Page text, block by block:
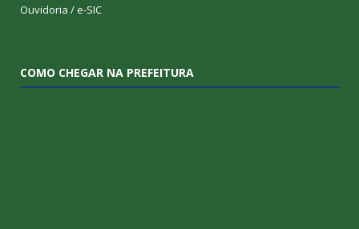
Ouvidoria /e-SIC
COMO CHEGAR NA PREFEITURA